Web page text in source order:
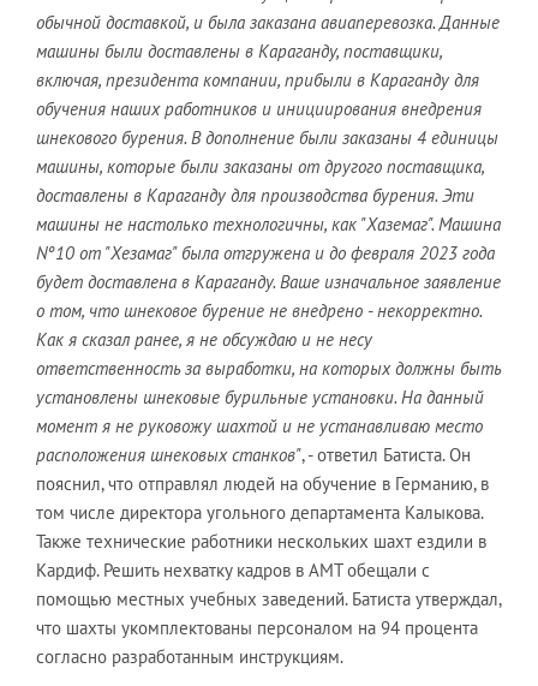
обычной доставкой, и была заказана авиаперевозка. Данные
машины были доставлены в Караганду, поставщики,
включая, президента компании, прибыли в Караганду для
обучения наших работников и инициирования внедрения
шнекового бурения. В дополнение были заказаны 4 единицы
машины, которые были заказаны от другого поставщика,
доставлены в Караганду для производства бурения. Эти
машины не настолько технологичны, как "Хаземаг". Машина
Nº10 от "Хезамаг" была отгружена и до февраля 2023 года
будет доставлена в Караганду. Ваше изначальное заявление
о том, что шнековое бурение не внедрено - некорректно.
Как я сказал ранее, я не обсуждаю и не несу
ответственность за выработки, на которых должны быть
установлены шнековые бурильные установки. На данный
момент я не руковожу шахтой и не устанавливаю место
расположения шнековых станков", - ответил Батиста. Он
пояснил, что отправлял людей на обучение в Германию, в
том числе директора угольного департамента Калыкова.
Также технические работники нескольких шахт ездили в
Кардиф. Решить нехватку кадров в АМТ обещали с
помощью местных учебных заведений. Батиста утверждал,
что шахты укомплектованы персоналом на 94 процента
согласно разработанным инструкциям.